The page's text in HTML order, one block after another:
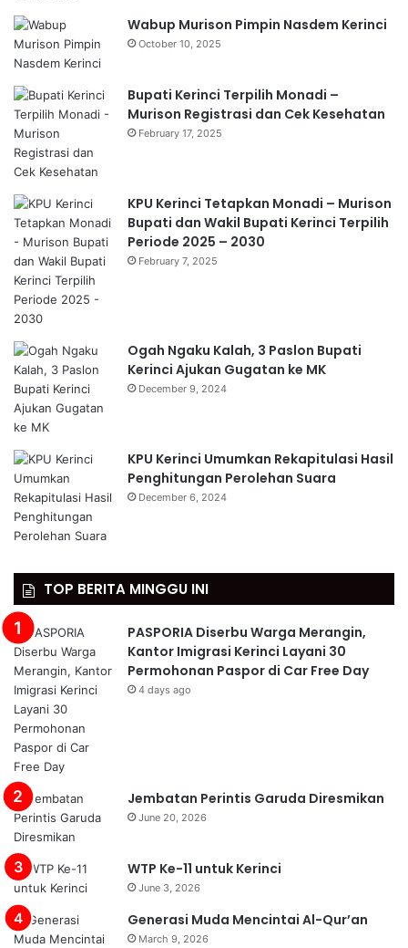
Wabup Murison Pimpin Nasdem Kerinci
October 10, 2025
Bupati Kerinci Terpilih Monadi –
Murison Registrasi dan Cek Kesehatan
February 17, 2025
KPU Kerinci Tetapkan Monadi – Murison
Bupati dan Wakil Bupati Kerinci Terpilih
Periode 2025 – 2030
February 7, 2025
Ogah Ngaku Kalah, 3 Paslon Bupati
Kerinci Ajukan Gugatan ke MK
December 9, 2024
KPU Kerinci Umumkan Rekapitulasi Hasil
Penghitungan Perolehan Suara
December 6, 2024
TOP BERITA MINGGU INI
PASPORIA Diserbu Warga Merangin,
Kantor Imigrasi Kerinci Layani 30
Permohonan Paspor di Car Free Day
4 days ago
Jembatan Perintis Garuda Diresmikan
June 20, 2026
WTP Ke-11 untuk Kerinci
June 3, 2026
Generasi Muda Mencintai Al-Qur’an
March 9, 2026